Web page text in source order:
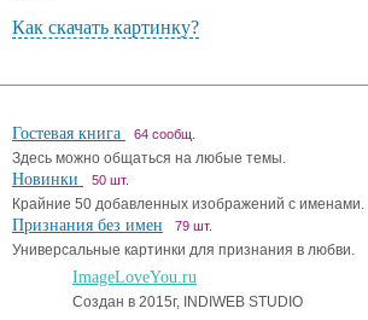
Как скачать картинку?
Гостевая книга 64 сообщ.
Здесь можно общаться на любые темы.
Новинки 50 шт.
Крайние 50 добавленных изображений с именами.
Признания без имен 79 шт.
Универсальные картинки для признания в любви.
ImageLoveYou.ru
Создан в 2015г, INDIWEB STUDIO